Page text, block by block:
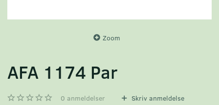
Zoom
AFA 1174 Par
0 anmeldelser Skriv anmeldelse